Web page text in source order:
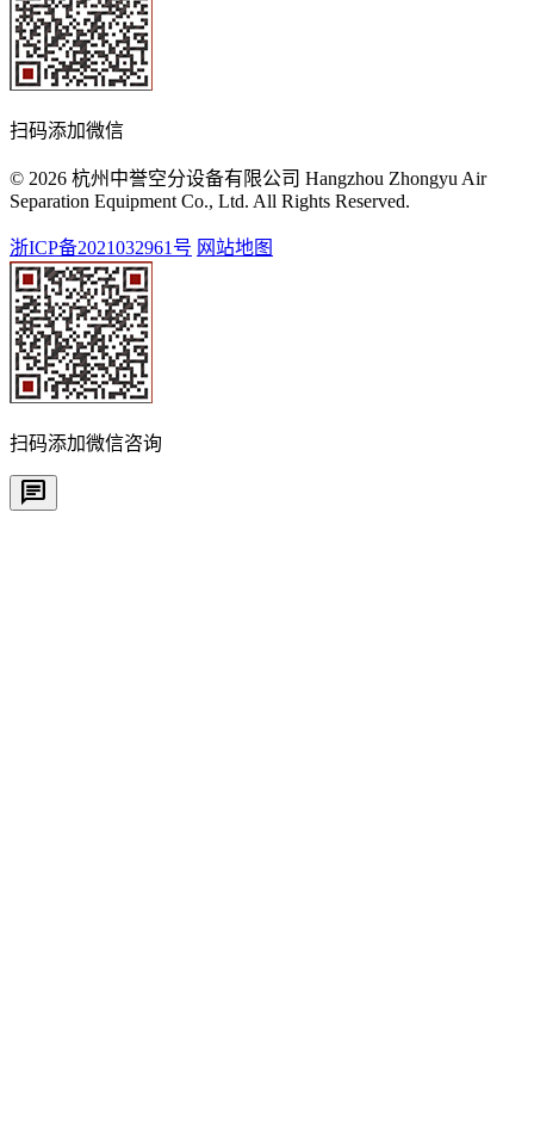
扫码添加微信
© 2026 杭州中誉空分设备有限公司 Hangzhou Zhongyu Air
Separation Equipment Co., Ltd. All Rights Reserved.
浙ICP备2021032961号 网站地图
扫码添加微信咨询
chat